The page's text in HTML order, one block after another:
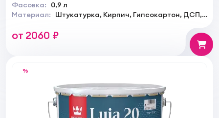
Фасовка:
0,9 л
Материал:
от 2060 ₽
%